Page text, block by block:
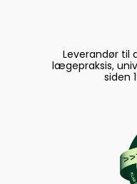
Leverandør til
lægepraksis,
siden